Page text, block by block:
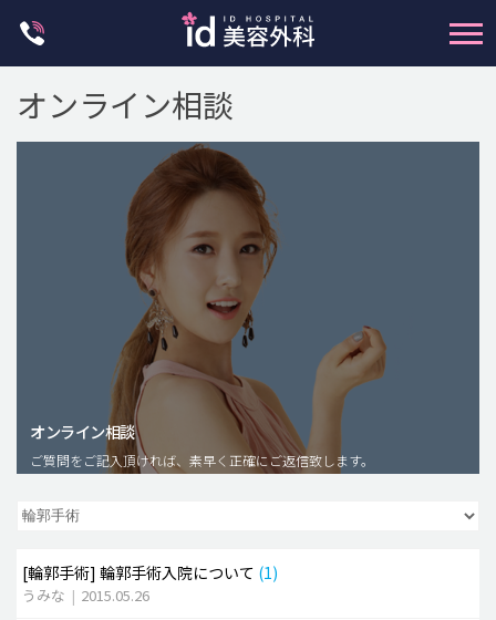
脂肪注入(アンチエイジング)
豊胸手術・バストアップ
メンズ整形
idリアルストーリー
オンライン相談
オンライン相談
ご質問をご記入頂ければ、素早く正確にご返信致します。
[輪郭手術] 輪郭手術入院について (1)
うみな | 2015.05.26